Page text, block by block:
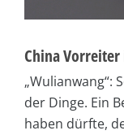
China
„Wulianwang“:
der Dinge. Ein
haben dürfte,